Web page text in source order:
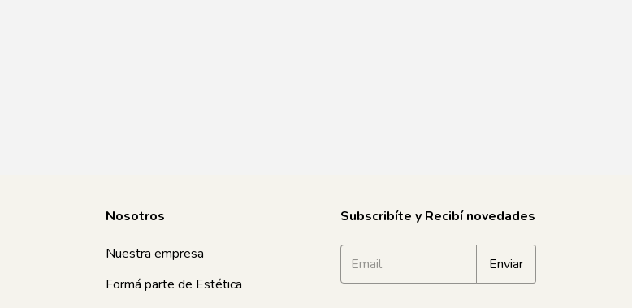
Nosotros
Nuestra empresa
Formá parte de Estética
Subscribíte y Recibí novedades